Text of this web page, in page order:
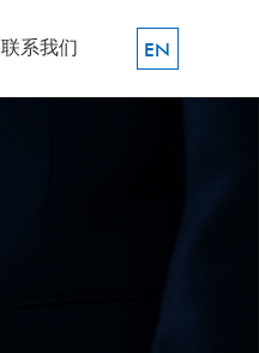
联系我们 EN